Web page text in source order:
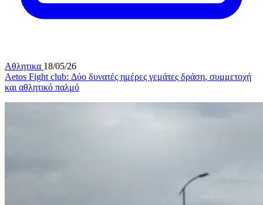
Αθλητικα 18/05/26
Aetos Fight club: Δύο δυνατές ημέρες γεμάτες δράση, συμμετοχή
και αθλητικό παλμό